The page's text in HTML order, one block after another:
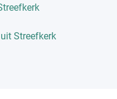
Streefkerk